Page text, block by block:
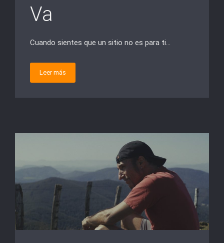
Va
Cuando sientes que un sitio no es para ti…
Leer más